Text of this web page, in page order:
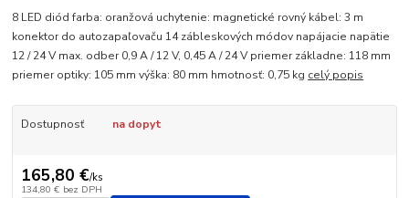
8 LED diód farba: oranžová uchytenie: magnetické rovný kábel: 3 m
konektor do autozapaľovaču 14 zábleskových módov napájacie napätie
12 / 24 V max. odber 0,9 A / 12 V, 0,45 A / 24 V priemer základne: 118 mm
priemer optiky: 105 mm výška: 80 mm hmotnosť: 0,75 kg celý popis
Dostupnosť na dopyt
165,80 €/ks
134,80 € bez DPH